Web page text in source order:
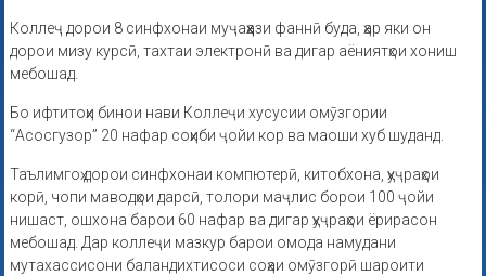
Коллеҷ дорои 8 синфхонаи муҷаҳҳази фаннӣ буда, ҳар яки он
дорои мизу курсӣ, тахтаи электронӣ ва дигар аёниятҳои хониш
мебошад.
Бо ифтитоҳи бинои нави Коллеҷи хусусии омӯзгории
“Асосгузор” 20 нафар соҳиби ҷойи кор ва маоши хуб шуданд.
Таълимгоҳ дорои синфхонаи компютерӣ, китобхона, ҳуҷраҳои
корӣ, чопи маводҳои дарсӣ, толори маҷлис борои 100 ҷойи
нишаст, ошхона барои 60 нафар ва дигар ҳуҷраҳои ёрирасон
мебошад. Дар коллеҷи мазкур барои омода намудани
мутахассисони баландихтисоси соҳаи омӯзгорӣ шароити